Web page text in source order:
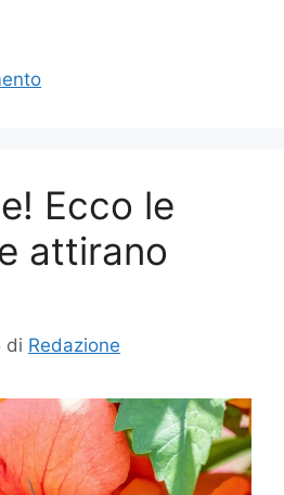
Ecco le
attirano
di Redazione